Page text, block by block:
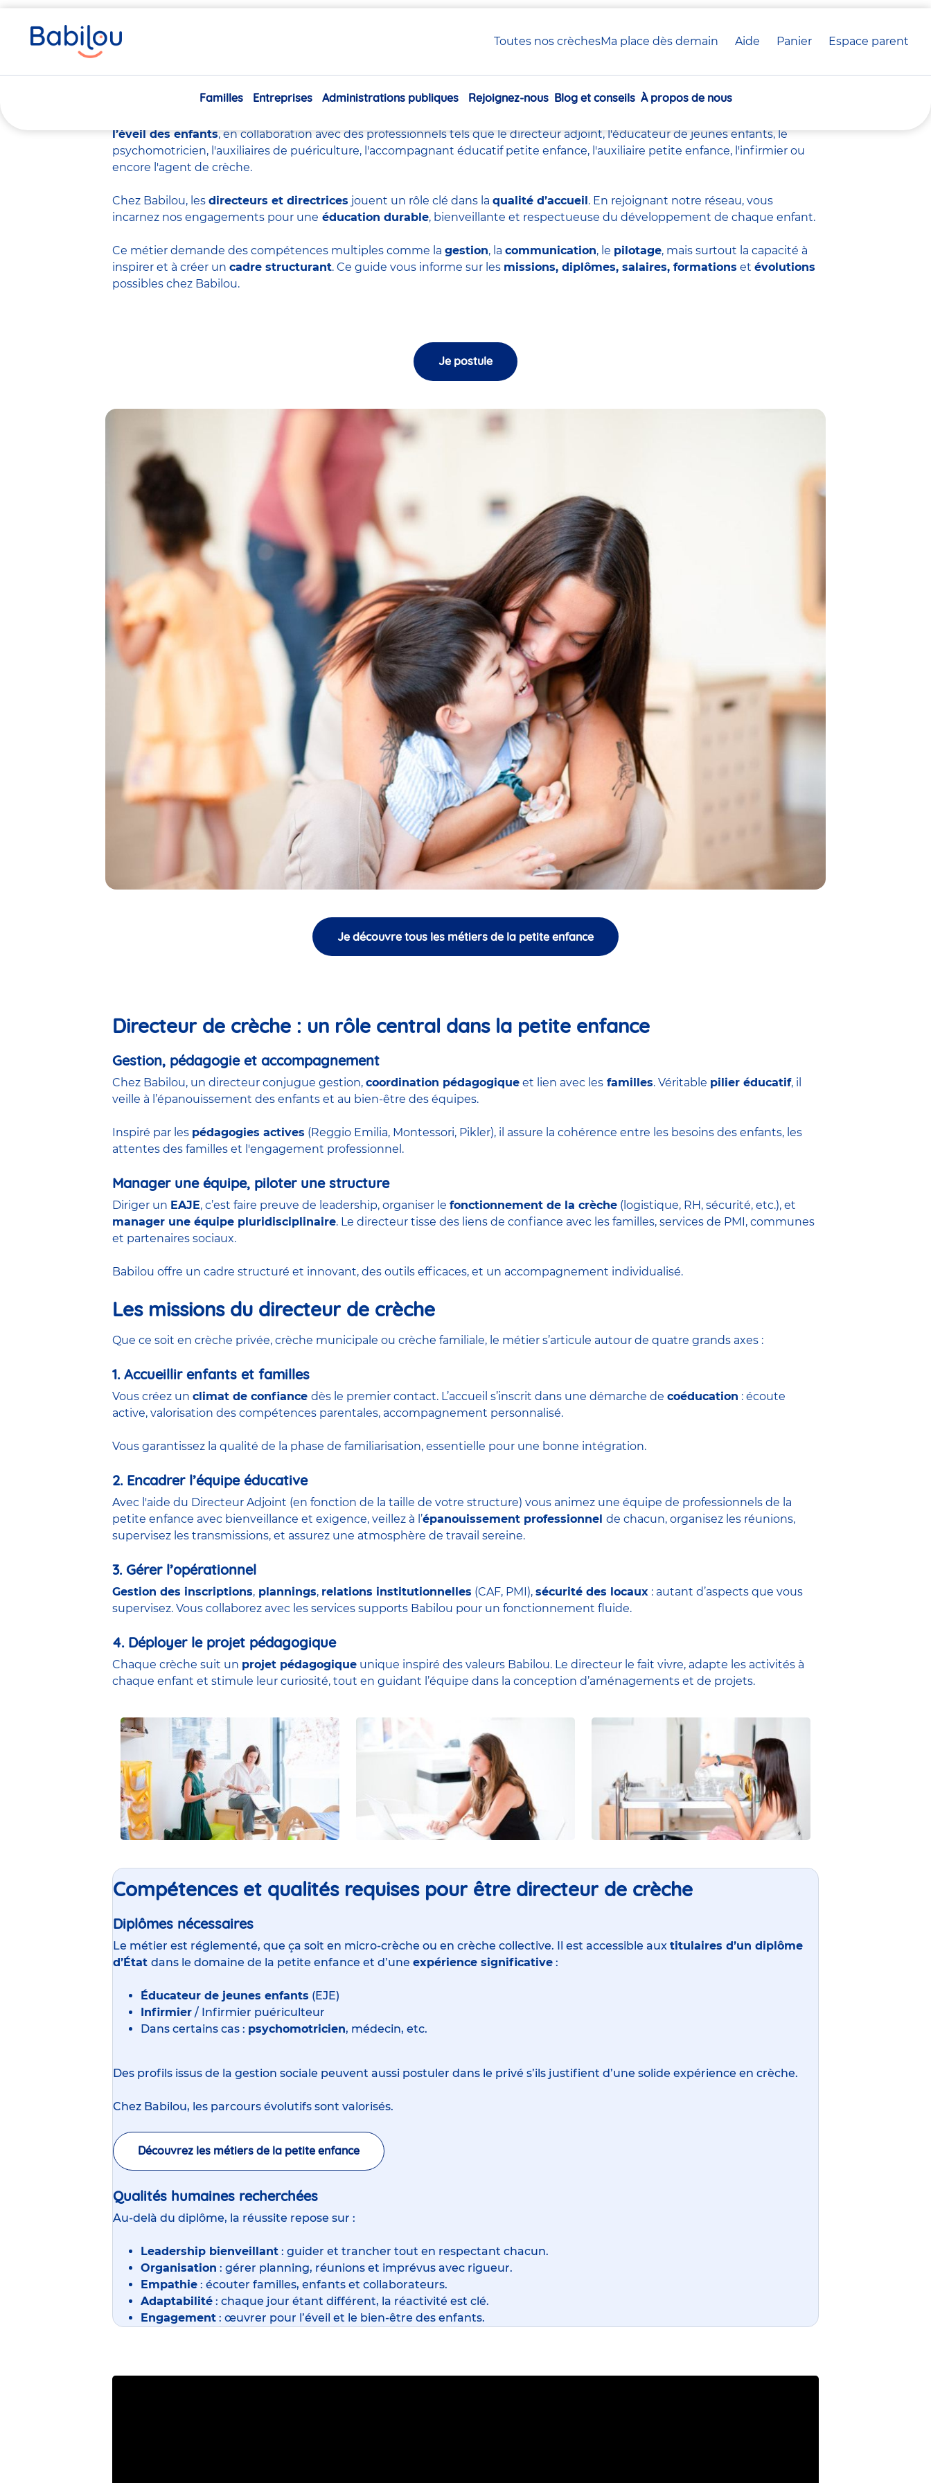
Toutes nos crèchesMa place dès demain Aide Panier crèche(s)
Espace parent
Navigation
Familles Entreprises Administrations publiques Rejoignez-nous Blog et conseils À propos de nous
êtes
ici
Diriger une crèche, c’est bien plus qu’occuper un poste à responsabilités : c’est unmétier profondément humain
l’éveil des enfants, en collaboration avec des professionnels tels que ledirecteur adjoint,l'éducateur de jeunes enfants,le
psychomotricien, l'auxiliaires de puériculture, l'accompagnant éducatif petite enfance, l'auxiliaire petite enfance, l'infirmier ou
encore l'agent de crèche.
Chez Babilou, les directeurs et directrices jouent un rôle clé dans la qualité d’accueil. En rejoignant notre réseau, vous
incarnez nos engagements pour une éducation durable, bienveillante et respectueuse du développement de chaque enfant.
Ce métier demande des compétences multiples comme la gestion, la communication, le pilotage, mais surtout la capacité à
inspirer et à créer un cadre structurant. Ce guide vous informe sur les missions, diplômes, salaires, formations et évolutions
possibles chez Babilou.
Je postule
Je découvre tous les métiers de la petite enfance
Directeur de crèche : un rôle central dans la petite enfance
Gestion, pédagogie et accompagnement
Chez Babilou, un directeur conjugue gestion, coordination pédagogique et lien avec les familles. Véritable pilier éducatif, il
veille à l’épanouissement des enfants et au bien-être des équipes.
Inspiré par les pédagogies actives (Reggio Emilia, Montessori, Pikler), il assure la cohérence entre les besoins des enfants, les
attentes des familles et l'engagement professionnel.
Manager une équipe, piloter une structure
Diriger un EAJE, c’est faire preuve de leadership, organiser le fonctionnement de la crèche (logistique, RH, sécurité, etc.), et
manager une équipe pluridisciplinaire. Le directeur tisse des liens de confiance avec les familles, services de PMI, communes
et partenaires sociaux.
Babilou offre un cadre structuré et innovant, des outils efficaces, et un accompagnement individualisé.
Les missions du directeur de crèche
Que ce soit en crèche privée, crèche municipale ou crèche familiale, le métier s’articule autour de quatre grands axes :
1. Accueillir enfants et familles
Vous créez un climat de confiance dès le premier contact. L’accueil s’inscrit dans une démarche de coéducation : écoute
active, valorisation des compétences parentales, accompagnement personnalisé.
Vous garantissez la qualité de la phase de familiarisation, essentielle pour une bonne intégration.
2. Encadrer l’équipe éducative
Avec l'aide du Directeur Adjoint (en fonction de la taille de votre structure) vous animez une équipe de professionnels de la
petite enfance avec bienveillance et exigence, veillez à l’épanouissement professionnel de chacun, organisez les réunions,
supervisez les transmissions, et assurez une atmosphère de travail sereine.
3. Gérer l’opérationnel
Gestion des inscriptions, plannings, relations institutionnelles (CAF, PMI), sécurité des locaux : autant d’aspects que vous
supervisez. Vous collaborez avec les services supports Babilou pour un fonctionnement fluide.
4. Déployer le projet pédagogique
Chaque crèche suit un projet pédagogique unique inspiré des valeurs Babilou. Le directeur le fait vivre, adapte les activités à
chaque enfant et stimule leur curiosité, tout en guidant l’équipe dans la conception d’aménagements et de projets.
Compétences et qualités requises pour être directeur de crèche
Diplômes nécessaires
Le métier est réglementé, que ça soit en micro-crèche ou en crèche collective. Il est accessible aux titulaires d’un diplôme
d’État dans le domaine de la petite enfance et d’une expérience significative :
Éducateur de jeunes enfants (EJE)
Infirmier / Infirmier puériculteur
Dans certains cas : psychomotricien, médecin, etc.
Des profils issus de la gestion sociale peuvent aussi postuler dans le privé s’ils justifient d’une solide expérience en crèche.
Chez Babilou, les parcours évolutifs sont valorisés.
Découvrez les métiers de la petite enfance
Qualités humaines recherchées
Au-delà du diplôme, la réussite repose sur :
Leadership bienveillant : guider et trancher tout en respectant chacun.
Organisation : gérer planning, réunions et imprévus avec rigueur.
Empathie : écouter familles, enfants et collaborateurs.
Adaptabilité : chaque jour étant différent, la réactivité est clé.
Engagement : œuvrer pour l’éveil et le bien-être des enfants.